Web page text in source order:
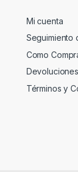
Mi cuenta
Seguimiento
Como
Términos y